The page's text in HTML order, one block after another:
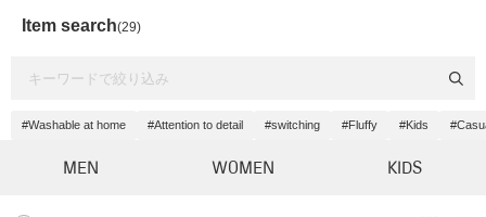
Item search(29)
#Washable at home #Attention to detail #switching #Fluffy #Kids
MEN WOMEN KIDS